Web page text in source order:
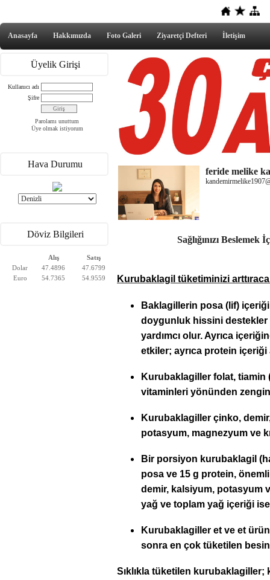
Anasayfa Hakkımızda Foto Galeri Ziyaretçi Defteri İletişim
Üyelik Girişi
Kullanıcı adı
Şifre
Parolamı unuttum
Üye olmak istiyorum
Hava Durumu
Döviz Bilgileri
Alış
Satış
Dolar
47.4896
47.6799
Euro
54.7365 54.9559
feride melike
Sağlığınızı
Kurubaklagil tüketiminizi
Baklagillerin posa (lif)
doygunluk hissini
yardımcı olur. Ayrıca
etkiler; ayrıca protein içeriği
Kurubaklagiller folat,
vitaminleri yönünden
Kurubaklagiller çinko,
potasyum, magnezyum ve
Bir porsiyon kurubaklagil
posa ve 15 g protein,
demir, kalsiyum, potasyum
yağ ve toplam yağ içeriği
Kurubaklagiller et ve et
sonra en çok tüketilen
Sıklıkla tüketilen